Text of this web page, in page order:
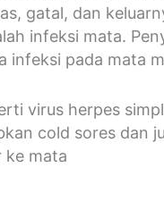
gatal, dan
infeksi mata.
infeksi pada mata
virus herpes
cold sores dan
ke mata